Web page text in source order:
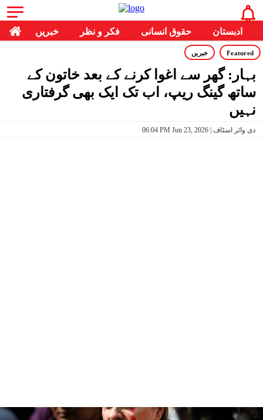
خبریں فکر و نظر حقوق انسانی ادبستان
Featured خبریں
بہار: گھر سے اغوا کرنے کے بعد خاتون کے
ساتھ گینگ ریپ، اب تک ایک بھی گرفتاری
نہیں
06:04 PM Jun 23, 2026 | دی وائر اسٹاف